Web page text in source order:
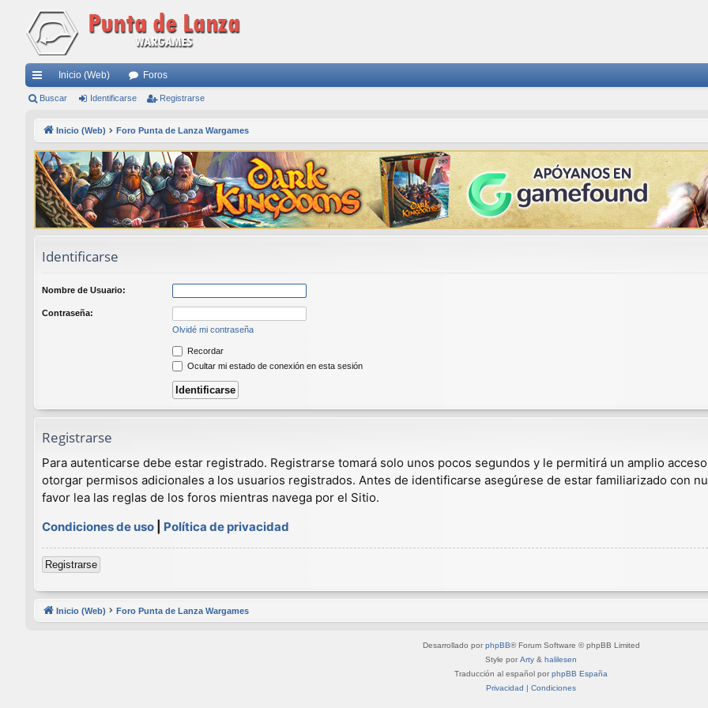
nl
rá
pi
do
Inicio (Web) Foros
Buscar Identificarse Registrarse
Inicio (Web) Foro Punta de Lanza Wargames
Identificarse
Nombre de Usuario:
Contraseña:
Olvidé mi contraseña
Recordar
Ocultar mi estado de conexión en esta sesión
Registrarse
Para autenticarse debe estar registrado. Registrarse tomará solo unos pocos segundos y le permitirá un amplio
otorgar permisos adicionales a los usuarios registrados. Antes de identificarse asegúrese de estar familiarizado con
favor lea las reglas de los foros mientras navega por el Sitio.
Condiciones de uso
Política de privacidad
Registrarse
Inicio (Web) Foro Punta de Lanza Wargames
Desarrollado por phpBB® Forum Software © phpBB Limited
Style por Arty & halilesen
Traducción al español por phpBB España
Privacidad | Condiciones